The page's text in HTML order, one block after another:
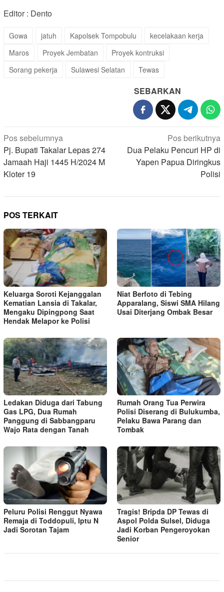
Editor : Dento
Gowa jatuh Kapolsek Tompobulu
kecelakaan kerja
Maros
Proyek Jembatan
Proyek kontruksi
Sorang pekerja
Sulawesi Selatan Tewas
SEBARKAN
Navigasi
pos
Pos sebelumnya
Pj. Bupati Takalar Lepas 274
Jamaah Haji 1445 H/2024 M
Kloter 19
Pos berikutnya
Dua Pelaku Pencuri HP di
Yapen Papua Diringkus
Polisi
POS TERKAIT
Keluarga Soroti Kejanggalan
Kematian Lansia di Takalar,
Mengaku Dipingpong Saat
Hendak Melapor ke Polisi
Niat Berfoto di Tebing
Apparalang, Siswi SMA Hilang
Usai Diterjang Ombak Besar
Ledakan Diduga dari Tabung
Gas LPG, Dua Rumah
Panggung di Sabbangparu
Wajo Rata dengan Tanah
Rumah Orang Tua Perwira
Polisi Diserang di Bulukumba,
Pelaku Bawa Parang dan
Tombak
Peluru Polisi Renggut Nyawa
Remaja di Toddopuli, Iptu N
Jadi Sorotan Tajam
Tragis! Bripda DP Tewas di
Aspol Polda Sulsel, Diduga
Jadi Korban Pengeroyokan
Senior